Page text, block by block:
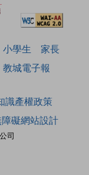
小學生
家長
教城電子報
司
識產權政策
礙網站設計